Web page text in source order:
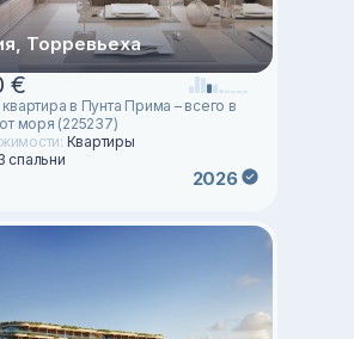
Торревьеха
€
в Пунта Прима – всего в
моря (225237)
Квартиры
спальни
2026